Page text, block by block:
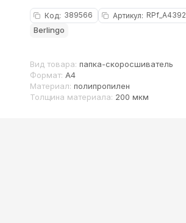
Код: 389566 Артикул: RPf_A4392
Berlingo
Вид товара: папка-скоросшиватель
Формат: А4
Материал: полипропилен
Толщина материала: 200 мкм